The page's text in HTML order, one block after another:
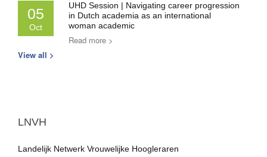
05
Oct
UHD Session | Navigating career progression
in Dutch academia as an international
woman academic
Read more >
View all >
LNVH
Landelijk Netwerk Vrouwelijke Hoogleraren